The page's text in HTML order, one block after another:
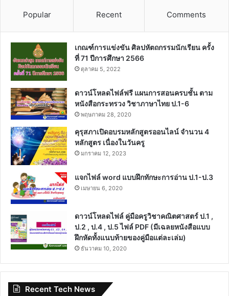
Popular Recent Comments
เกณฑ์การแข่งขัน ศิลปหัตถกรรมนักเรียน ครั้ง
ที่ 71 ปีการศึกษา 2566
ตุลาคม 5, 2022
ดาวน์โหลดไฟล์ฟรี แผนการสอนครบชั้น ตาม
หนังสือกระทรวง วิชาภาษาไทย ป.1-6
พฤษภาคม 28, 2020
คุรุสภาเปิดอบรมหลักสูตรออนไลน์ จำนวน 4
หลักสูตร เนื่องในวันครู
มกราคม 12, 2023
แจกไฟล์ word แบบฝึกทักษะการอ่าน ป.1-ป.3
เมษายน 6, 2020
ดาวน์โหลดไฟล์ คู่มือครูวิชาคณิตศาสตร์ ป.1 ,
ป.2 , ป.4 , ป.5 ไฟล์ PDF (มีเฉลยหนังสือแบบ
ฝึกหัดทั้งแนบท้ายของคู่มือแต่ละเล่ม)
ธันวาคม 10, 2020
Recent Tech News